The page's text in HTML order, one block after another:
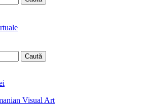
Visual Art